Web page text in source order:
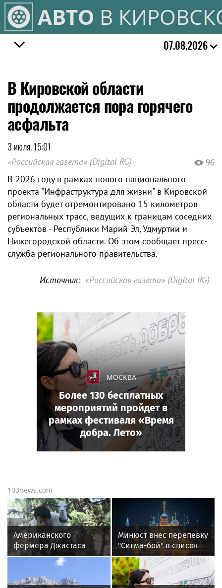
АВТО В
07.08.2026
В Кировской области
продолжается пора горячего
асфальта
3 июля, 15:01
«Российская газета» (Digital RG) 96
В 2026 году в рамках нового национального
проекта "Инфраструктура для жизни" в Кировской
области будет отремонтировано 15 километров
региональных трасс, ведущих к границам соседних
субъектов - Республики Марий Эл, Удмуртии и
Нижегородской области. Об этом сообщает пресс-
служба регионального правительства.
Источник: «Российская газета» (Digital RG)
103news.com
Американского
фермера Джастаса
Уолкера выдворяют из
Минюст внес перепевку
"Сигма-бой" в список
экстремистских
материалов
МОСКВА
Более 130 бесплатных
мероприятий пройдет в
рамках фестиваля «Время
добра. Лето»